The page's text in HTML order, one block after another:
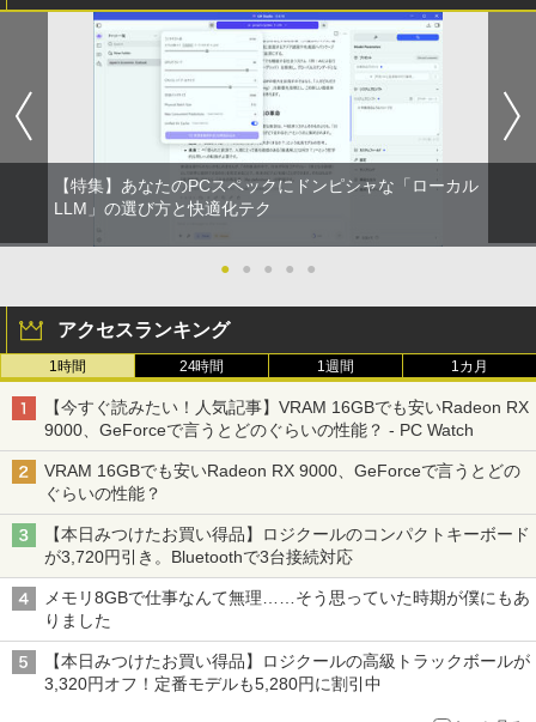
【特集】あなたのPCスペックにドンピシャな「ローカル
LLM」の選び方と快適化テク
● ● ● ● ●
アクセスランキング
1時間 24時間 1週間 1カ月
【今すぐ読みたい！人気記事】VRAM 16GBでも安いRadeon RX
9000、GeForceで言うとどのぐらいの性能？ - PC Watch
VRAM 16GBでも安いRadeon RX 9000、GeForceで言うとどの
ぐらいの性能？
【本日みつけたお買い得品】ロジクールのコンパクトキーボード
が3,720円引き。Bluetoothで3台接続対応
メモリ8GBで仕事なんて無理……そう思っていた時期が僕にもあ
りました
【本日みつけたお買い得品】ロジクールの高級トラックボールが
3,320円オフ！定番モデルも5,280円に割引中